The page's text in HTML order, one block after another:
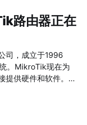
路由器正在
。MikroTik现在为
提供硬件和软件。在
建了